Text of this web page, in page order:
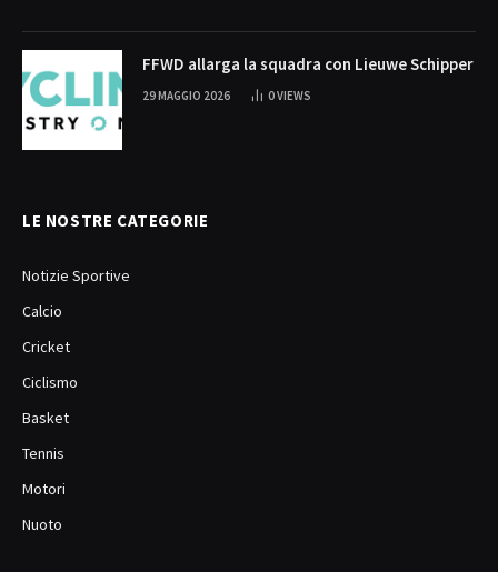
FFWD allarga la squadra con Lieuwe Schipper
29 MAGGIO 2026 0VIEWS
LE NOSTRE CATEGORIE
Notizie Sportive
Calcio
Cricket
Ciclismo
Basket
Tennis
Motori
Nuoto